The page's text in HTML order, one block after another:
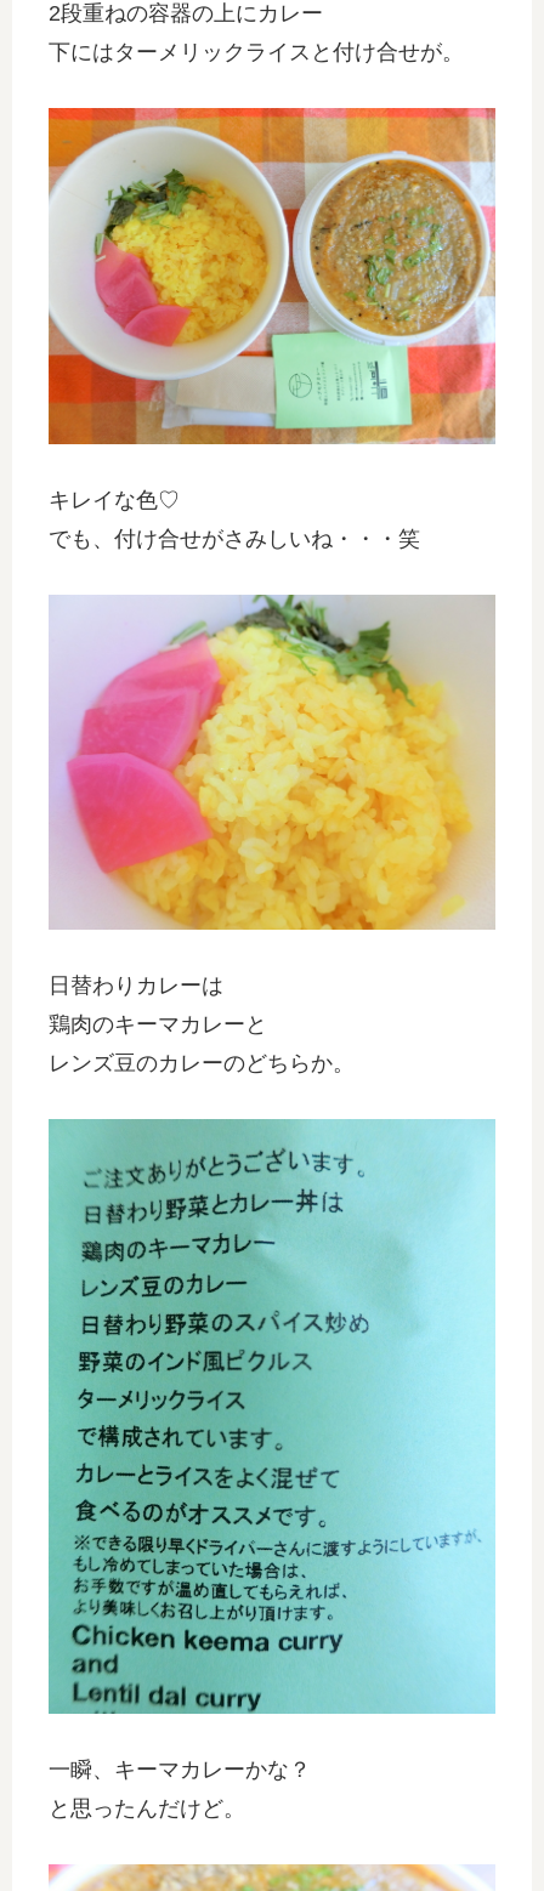
2段重ねの容器の上にカレー
下にはターメリックライスと付け合せが。
キレイな色♡
でも、付け合せがさみしいね・・・笑
日替わりカレーは
鶏肉のキーマカレーと
レンズ豆のカレーのどちらか。
一瞬、キーマカレーかな？
と思ったんだけど。